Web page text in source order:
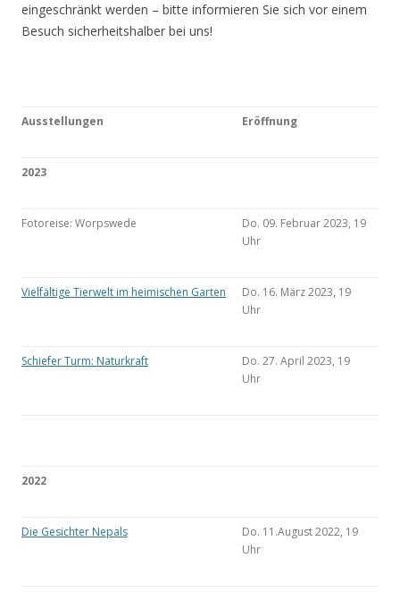
eingeschränkt werden – bitte informieren Sie sich vor einem
Besuch sicherheitshalber bei uns!
Ausstellungen Eröffnung
2023
Fotoreise: Worpswede
Do. 09. Februar 2023, 19
Uhr
Vielfältige Tierwelt im heimischen Garten
Do. 16. März 2023, 19
Uhr
Schiefer Turm: Naturkraft
Do. 27. April 2023, 19
Uhr
2022
Die Gesichter Nepals
Do. 11.August 2022, 19
Uhr